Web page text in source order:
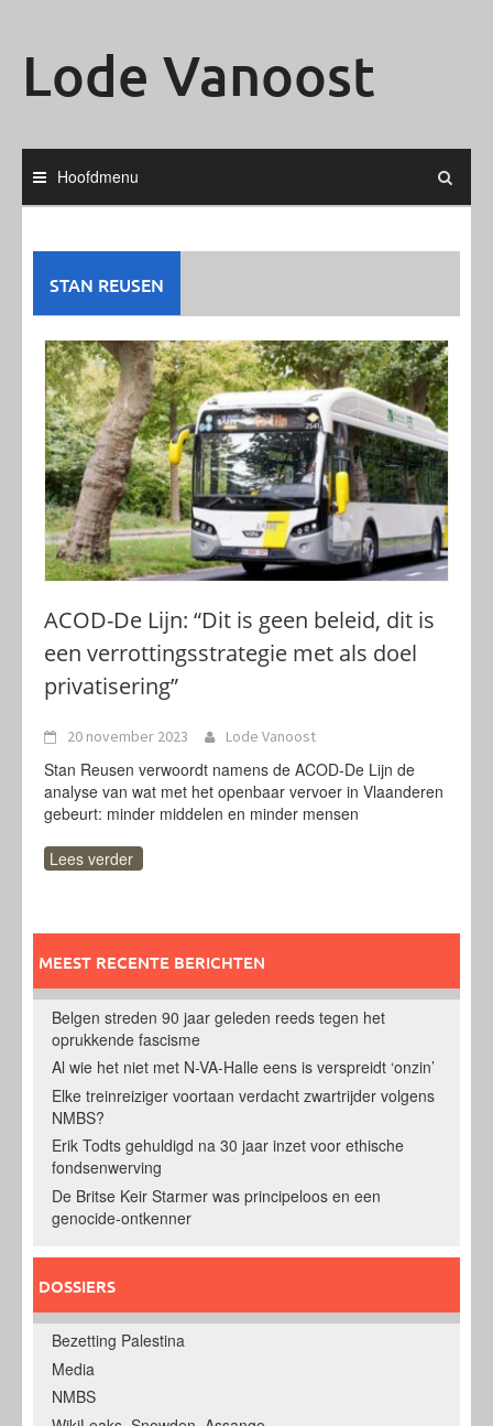
Lode Vanoost
Hoofdmenu
STAN REUSEN
ACOD-De Lijn: “Dit is geen beleid, dit is
een verrottingsstrategie met als doel
privatisering”
20 november 2023 Lode Vanoost
Stan Reusen verwoordt namens de ACOD-De Lijn de
analyse van wat met het openbaar vervoer in Vlaanderen
gebeurt: minder middelen en minder mensen
Lees verder
MEEST RECENTE BERICHTEN
Belgen streden 90 jaar geleden reeds tegen het
oprukkende fascisme
Al wie het niet met N-VA-Halle eens is verspreidt ‘onzin’
Elke treinreiziger voortaan verdacht zwartrijder volgens
NMBS?
Erik Todts gehuldigd na 30 jaar inzet voor ethische
fondsenwerving
De Britse Keir Starmer was principeloos en een
genocide-ontkenner
DOSSIERS
Bezetting Palestina
Media
NMBS